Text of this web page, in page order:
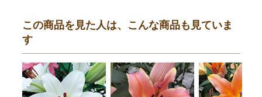
この商品を見た人は、こんな商品も見ていま
す